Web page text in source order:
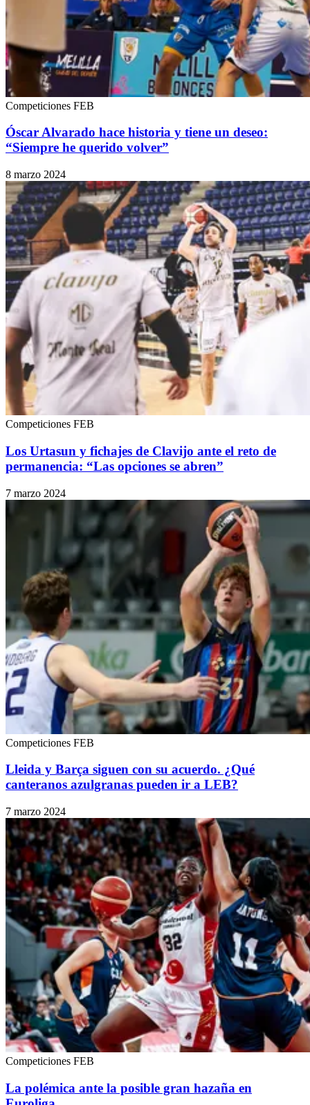
Competiciones FEB
Óscar Alvarado hace historia y tiene un deseo:
“Siempre he querido volver”
8 marzo 2024
Competiciones FEB
Los Urtasun y fichajes de Clavijo ante el reto de
permanencia: “Las opciones se abren”
7 marzo 2024
Competiciones FEB
Lleida y Barça siguen con su acuerdo. ¿Qué
canteranos azulgranas pueden ir a LEB?
7 marzo 2024
Competiciones FEB
La polémica ante la posible gran hazaña en